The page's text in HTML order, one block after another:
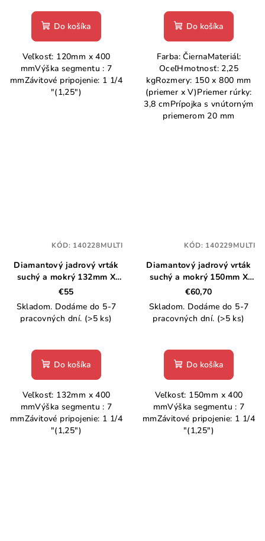
Do košíka
Veľkosť: 120mm x 400
mmVýška segmentu : 7
mmZávitové pripojenie: 1 1/4
"(1,25")
Do košíka
Farba: ČiernaMateriál:
OceľHmotnosť: 2,25
kgRozmery: 150 x 800 mm
(priemer x V)Priemer rúrky:
3,8 cmPrípojka s vnútorným
priemerom 20 mm
Diamantový jadrový vrták
suchý a mokrý 132mm X
400 mm
€55
Skladom. Dodáme do 5-7
pracovných dní. (>5 ks)
Do košíka
Veľkosť: 132mm x 400
mmVýška segmentu : 7
mmZávitové pripojenie: 1 1/4
"(1,25")
KÓD: 140228MULTI
Diamantový jadrový vrták
suchý a mokrý 150mm X
400 mm
€60,70
Skladom. Dodáme do 5-7
pracovných dní. (>5 ks)
Do košíka
Veľkosť: 150mm x 400
mmVýška segmentu : 7
mmZávitové pripojenie: 1 1/4
"(1,25")
KÓD: 140229MULTI